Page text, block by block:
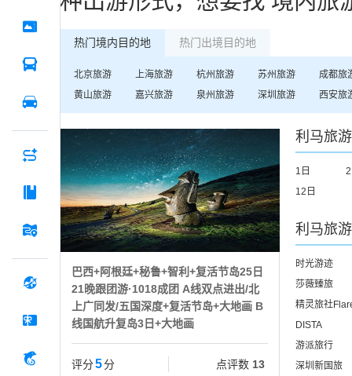
热门境内目的地 热门出境目的地
北京旅游 上海旅游 杭州旅游 苏州旅游 成都旅
黄山旅游 嘉兴旅游 泉州旅游 深圳 旅游 西安旅
巴西+阿根廷+秘鲁+智利+复活节岛25日
21晚跟团游·1018成团 A线双点进出/北
上广同发/五国深度+复活节岛+大地画 B
线国航升复岛3日+大地画
评分5分 点评数 13
利马旅
1日
12日
利马旅
时光游迹
莎薇臻旅
精灵旅社
DISTA
游派旅行
深圳新国旅